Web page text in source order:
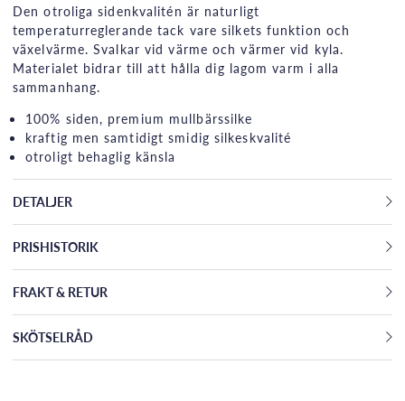
Den otroliga sidenkvalitén är naturligt
temperaturreglerande tack vare silkets funktion och
växelvärme. Svalkar vid värme och värmer vid kyla.
Materialet bidrar till att hålla dig lagom varm i alla
sammanhang.
100% siden, premium mullbärssilke
kraftig men samtidigt smidig silkeskvalité
otroligt behaglig känsla
DETALJER
PRISHISTORIK
FRAKT & RETUR
SKÖTSELRÅD